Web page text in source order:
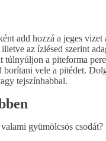
add hozzá a jeges
az ízlésed szerint
a piteforma
vele a pitédet.
tejszínhabbal.
gyümölcsös